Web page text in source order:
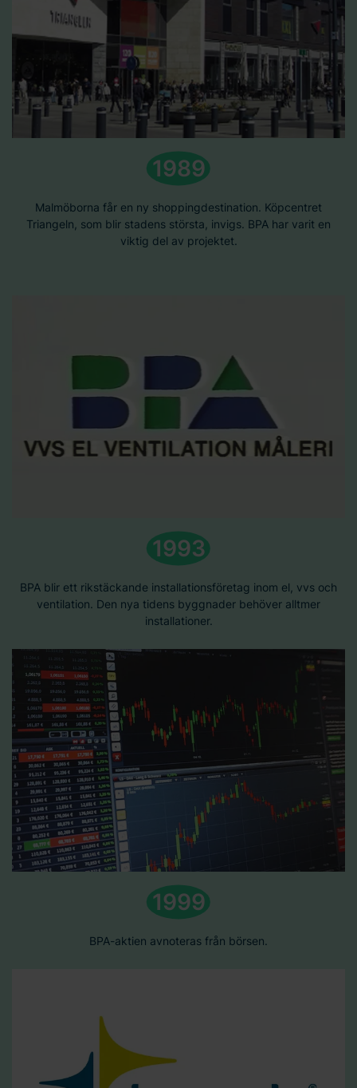
1989
Malmöborna får en ny shoppingdestination. Köpcentret
Triangeln, som blir stadens största, invigs. BPA har varit en
viktig del av projektet.
1993
BPA blir ett rikstäckande installationsföretag inom el, vvs och
ventilation. Den nya tidens byggnader behöver alltmer
installationer.
1999
BPA-aktien avnoteras från börsen.